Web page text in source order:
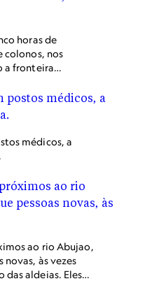
horas de
colonos, nos
a fronteira
médicos, a
ao rio Abujao,
novas, às vezes
das aldeias. Eles